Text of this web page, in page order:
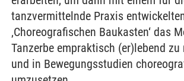
tanzvermittelnde Praxis
‚Choreografischen Baukasten‘ das
Tanzerbe empraktisch (er)lebend zu
und in Bewegungsstudien